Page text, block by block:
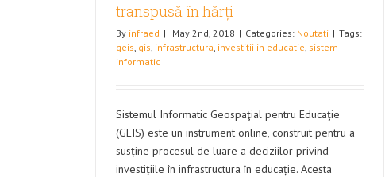
transpusă în hărți
By infraed | May 2nd, 2018 | Categories: Noutati | Tags:
geis gis infrastructura investitii in educatie sistem
informatic
Sistemul Informatic Geospaţial pentru Educaţie
(GEIS) este un instrument online, construit pentru a
susține procesul de luare a deciziilor privind
investițiile în infrastructura în educație. Acesta